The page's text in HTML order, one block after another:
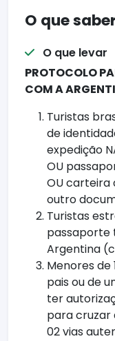
O que
O que levar
PROTOCOLO
COM A
Turistas
de
expedição
OU
OU carteira
outro
Turistas
passaporte
Argentina
Menores de
pais ou de
ter
para cruzar
02 vias